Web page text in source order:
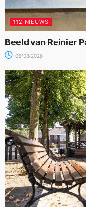
112 NIEUWS
Beeld van Reinier
06/08/2026